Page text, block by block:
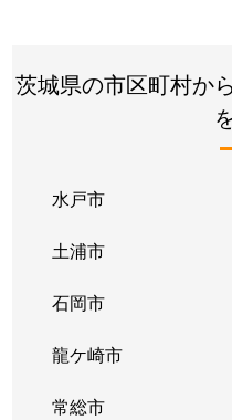
茨城県の市区町村か
水戸市
土浦市
石岡市
龍ケ崎市
常総市